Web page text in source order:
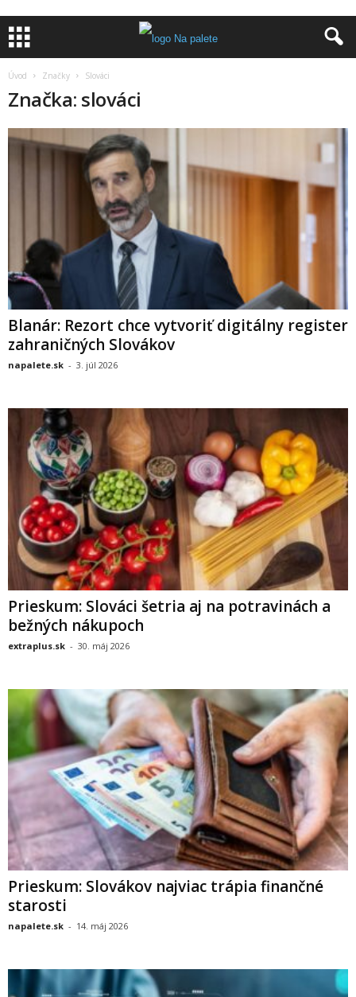
Úvod Značky Slováci
Značka: slováci
Blanár: Rezort chce vytvoriť digitálny register
zahraničných Slovákov
napalete.sk - 3. júl 2026
Prieskum: Slováci šetria aj na potravinách a
bežných nákupoch
extraplus.sk - 30. máj 2026
Prieskum: Slovákov najviac trápia finančné
starosti
napalete.sk - 14. máj 2026